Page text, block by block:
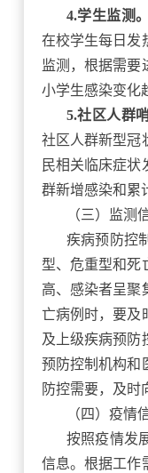
4.学生监测。
在校学生每日发
监测，根据需要
小学生感染变化
5.社区人群
社区人群新型冠
民相关临床症状
群新增感染和累
（三）监测
疾病预防控
型、危重型和死
高、感染者呈聚
亡病例时，要及
及上级疾病预防
预防控制机构和
防控需要，及时
（四）疫情
按照疫情发
信息。根据工作